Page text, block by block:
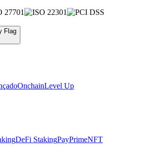
OnchainLevel Up
DeFi StakingPayPrimeNFT